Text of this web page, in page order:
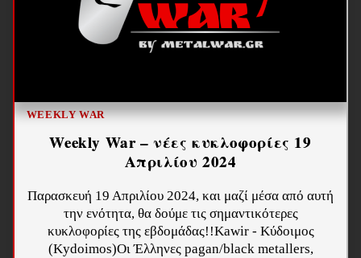
WEEKLY WAR
Weekly War – νέες κυκλοφορίες 19
Απριλίου 2024
Παρασκευή 19 Απριλίου 2024, και μαζί μέσα από αυτή
την ενότητα, θα δούμε τις σημαντικότερες
κυκλοφορίες της εβδομάδας!!Kawir - Κύδοιμος
(Kydoimos)Οι Έλληνες pagan/black metallers,